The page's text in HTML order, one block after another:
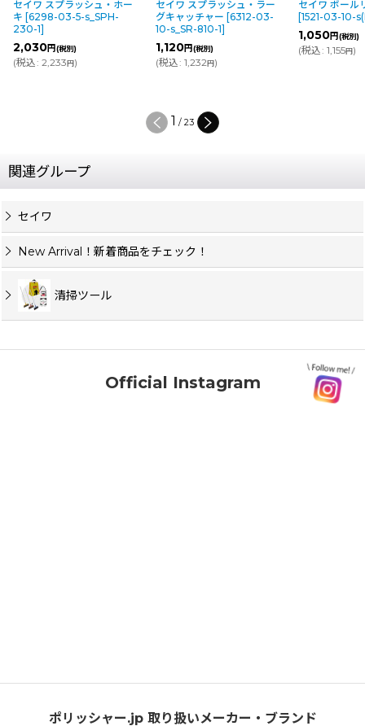
ワ スプラッシュ・ホー
6298-03-5-s_SPH-
1]
円(税別)
2,233 円)
セイワ スプラッシュ・ラー
グキャッチャー [6312-03-
10-s_SR-810-1]
1,120 円 (税別)
1,232円 )
セイワ ボールリムー
[
1521-03-10-s(F1-
1,050円(税別)
1,155円 )
2 /23
関連グループ
セイワ
New Arrival！新着商品をチェック！
清掃ツール
Official Instagram
ポリッシャー.jp 取り扱いメーカー・ブランド